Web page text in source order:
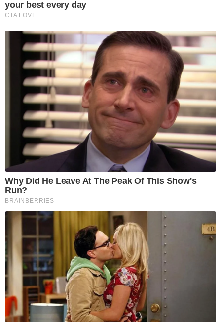
your best every day
CTA LOVE
Why Did He Leave At The Peak Of This Show's
Run?
BRAINBERRIES